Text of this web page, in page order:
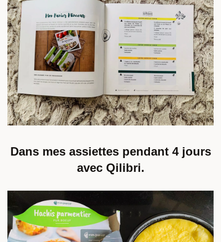
Dans mes assiettes pendant 4 jours
avec Qilibri.